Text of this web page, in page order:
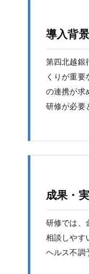
導入背景
第四北越銀
くりが重
の連携が求
研修が必要
成果・
研修では、
相談しやす
ヘルス不調